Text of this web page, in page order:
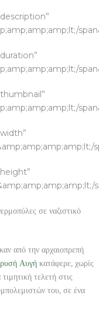
σε ναζιστικό
από την αρχαιοπρεπή
Αυγή κατάφερε, χωρίς
τελετή στις
του, σε ένα